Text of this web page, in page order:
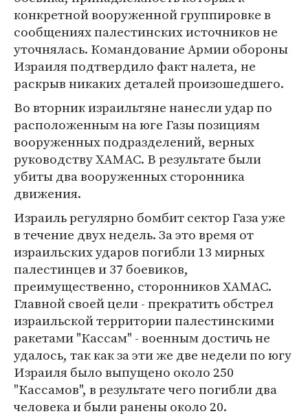
конкретной вооруженной группировке в
сообщениях палестинских источников не
уточнялась. Командование Армии обороны
Израиля подтвердило факт налета, не
раскрыв никаких деталей произошедшего.
Во вторник израильтяне нанесли удар по
расположенным на юге Газы позициям
вооруженных подразделений, верных
руководству ХАМАС. В результате были
убиты два вооруженных сторонника
движения.
Израиль регулярно бомбит сектор Газа уже
в течение двух недель. За это время от
израильских ударов погибли 13 мирных
палестинцев и 37 боевиков,
преимущественно, сторонников ХАМАС.
Главной своей цели - прекратить обстрел
израильской территории палестинскими
ракетами "Кассам" - военным достичь не
удалось, так как за эти же две недели по югу
Израиля было выпущено около 250
"Кассамов", в результате чего погибли два
человека и были ранены около 20.